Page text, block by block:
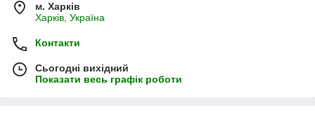
м. Харків
Харків, Україна
Контакти
Сьогодні вихідний
Показати весь графік роботи